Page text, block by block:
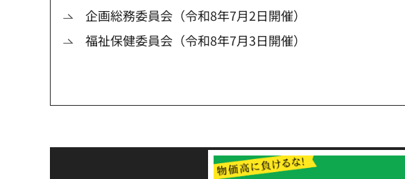
企画総務委員会（令和8年7月2日開催）
福祉保健委員会（令和8年7月3日開催）